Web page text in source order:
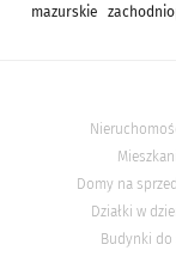
mazurskie
Domy na
Działki w
Budynki do